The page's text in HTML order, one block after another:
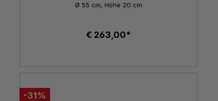
Ø 55 cm, Höhe 20 cm
€ 263,00*
-31%